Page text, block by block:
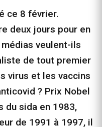
ce 8 février.
deux jours pour en
veulent-ils
de tout premier
virus et les vaccins
? Prix Nobel
du sida en 1983,
de 1991 à 1997, il